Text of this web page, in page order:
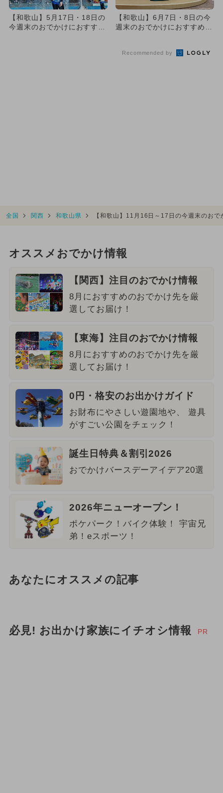
【和歌山】5月17日・18日の
今週末のおでかけにおすす
【和歌山】6月7日・8日の今
週末のおでかけにおすすめ！
Recommended by
全国 関西 和歌山県 【和歌山】11月16日～17日の今週末のお
オススメおでかけ情報
【関西】注目のおでかけ情報
8月におすすめのおでかけ先を厳
選してお届け！
【東海】注目のおでかけ情報
8月におすすめのおでかけ先を厳
選してお届け！
0円・格安のお出かけガイド
お財布にやさしい遊園地や、 遊具
がすごい公園をチェック！
誕生日特典＆割引2026
おでかけバースデーアイデア20選
2026年ニューオープン！
ポケパーク！バイク体験！ 宇宙兄
弟！eスポーツ！
あなたにオススメの記事
必見! お出かけ家族にイチオシ情報 PR